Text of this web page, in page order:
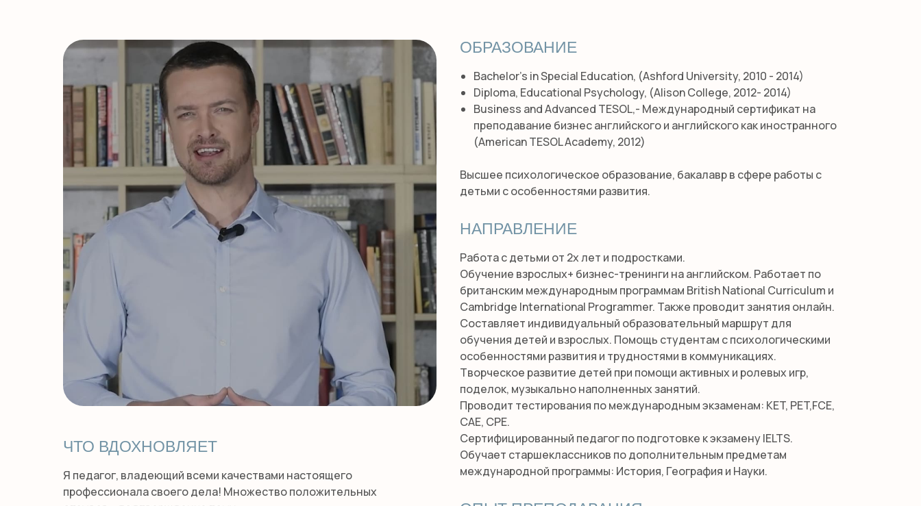
ОБРАЗОВАНИЕ
Bachelor's in Special Education, (Ashford University, 2010 - 2014)
Diploma, Educational Psychology, (Alison College, 2012- 2014)
Business and Advanced TESOL,- Международный сертификат на
преподавание бизнес английского и английского как иностранного
(American TESOL Academy, 2012)
Высшее психологическое образование, бакалавр в сфере работы с
детьми с особенностями развития.
НАПРАВЛЕНИЕ
Работа с детьми от 2х лет и подростками.
Обучение взрослых+ бизнес-тренинги на английском. Работает по
британским международным программам British National Curriculum и
Cambridge International Programmer. Также проводит занятия онлайн.
Составляет индивидуальный образовательный маршрут для
обучения детей и взрослых. Помощь студентам с психологическими
особенностями развития и трудностями в коммуникациях.
Творческое развитие детей при помощи активных и ролевых игр,
поделок, музыкально наполненных занятий.
Проводит тестирования по международным экзаменам: KET, PET,FCE,
CAE, CPE.
Сертифицированный педагог по подготовке к экзамену IELTS.
Обучает старшеклассников по дополнительным предметам
международной программы: История, География и Науки.
ЧТО ВДОХНОВЛЯЕТ
Я педагог, владеющий всеми качествами настоящего
профессионала своего дела! Множество положительных